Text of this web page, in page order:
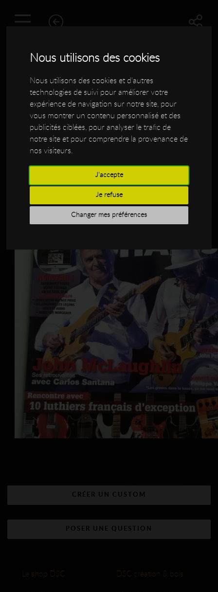
Nous utilisons des cookies
Nous utilisons des cookies et d'autres
technologies de suivi pour améliorer votre
expérience de navigation sur notre site, pour
vous montrer un contenu personnalisé et des
publicités ciblées, pour analyser le trafic de
notre site et pour comprendre la provenance de
nos visiteurs.
J'accepte
Je refuse
Changer mes préférences
01/11/2013 : Article dans
GuitaristMagazine sur Dsc et
le modèle Dsc Sillyah S
CRÉER UN CUSTOM
POSER UNE QUESTION
Le shop DSC DSC création & bois